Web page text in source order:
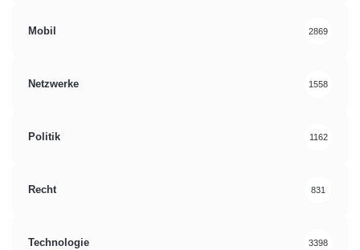
Mobil 2869
Netzwerke 1558
Politik 1162
Recht 831
Technologie 3398